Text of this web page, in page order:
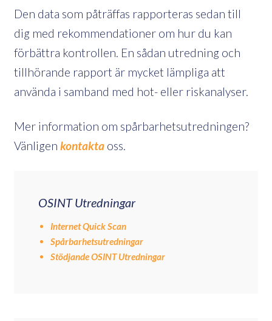
Den data som påträffas rapporteras sedan till
dig med rekommendationer om hur du kan
förbättra kontrollen. En sådan utredning och
tillhörande rapport är mycket lämpliga att
använda i samband med hot- eller riskanalyser.
Mer information om spårbarhetsutredningen?
Vänligen kontakta oss.
OSINT Utredningar
Internet Quick Scan
Spårbarhetsutredningar
Stödjande OSINT Utredningar